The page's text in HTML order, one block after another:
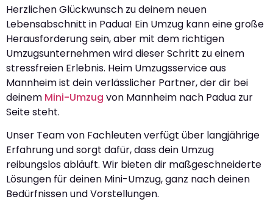
Herzlichen Glückwunsch zu deinem neuen
Lebensabschnitt in Padua! Ein Umzug kann eine große
Herausforderung sein, aber mit dem richtigen
Umzugsunternehmen wird dieser Schritt zu einem
stressfreien Erlebnis. Heim Umzugsservice aus
Mannheim ist dein verlässlicher Partner, der dir bei
deinem Mini-Umzug von Mannheim nach Padua zur
Seite steht.
Unser Team von Fachleuten verfügt über langjährige
Erfahrung und sorgt dafür, dass dein Umzug
reibungslos abläuft. Wir bieten dir maßgeschneiderte
Lösungen für deinen Mini-Umzug, ganz nach deinen
Bedürfnissen und Vorstellungen.